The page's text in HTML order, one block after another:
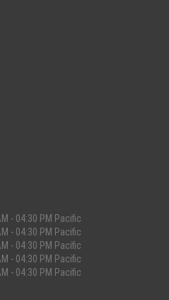
- 04:30 PM Pacific
- 04:30 PM Pacific
- 04:30 PM Pacific
- 04:30 PM Pacific
- 04:30 PM Pacific